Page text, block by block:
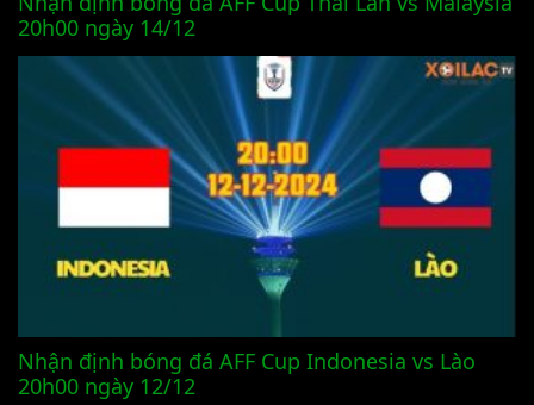
20h00 ngày 14/12
Nhận định bóng đá AFF Cup Indonesia vs Lào
20h00 ngày 12/12